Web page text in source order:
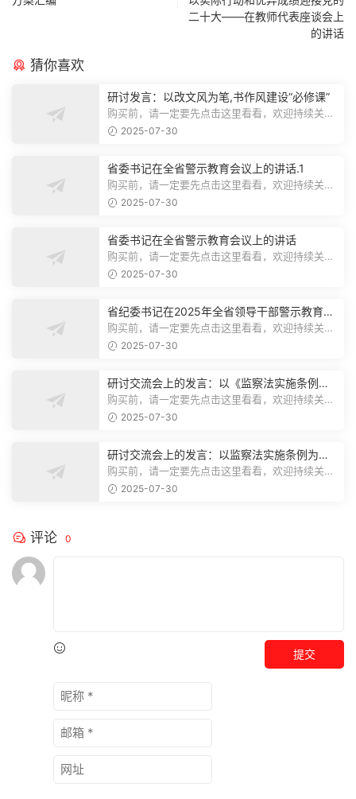
二十大——在教师代表座谈会上
的讲话
猜你喜欢
研讨发言：以改文风为笔,书作风建设“必修课”
购买前，请一定要先点击这里看看，欢迎持续关
注，精彩模板每天推送预览结束，本文...
2025-07-30
省委书记在全省警示教育会议上的讲话.1
购买前，请一定要先点击这里看看，欢迎持续关
注，精彩模板每天推送预览结束，本文...
2025-07-30
省委书记在全省警示教育会议上的讲话
购买前，请一定要先点击这里看看，欢迎持续关
注，精彩模板每天推送预览结束，本文...
2025-07-30
省纪委书记在2025年全省领导干部警示教育会
上的讲话.1
购买前，请一定要先点击这里看看，欢迎持续关
注，精彩模板每天推送预览结束，本文...
2025-07-30
研讨交流会上的发言：以《监察法实施条例》
为纲,推动巡察工作高质量发展
购买前，请一定要先点击这里看看，欢迎持续关
注，精彩模板每天推送预览结束，本文...
2025-07-30
研讨交流会上的发言：以监察法实施条例为纲
推动巡察工作高质量发展
购买前，请一定要先点击这里看看，欢迎持续关
注，精彩模板每天推送预览结束，本文...
2025-07-30
评论 0
提交